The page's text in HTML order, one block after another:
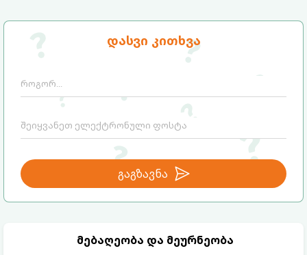
დასვი კითხვა
გაგზავნა
მებაღეობა და მეურნეობა
ინგრედიენტი დაგჭირდებათ, რომლებიც